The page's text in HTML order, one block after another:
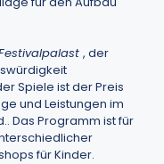
, der
Spiele ist der Preis
und Leistungen im
Das Programm ist für
für Kinder.